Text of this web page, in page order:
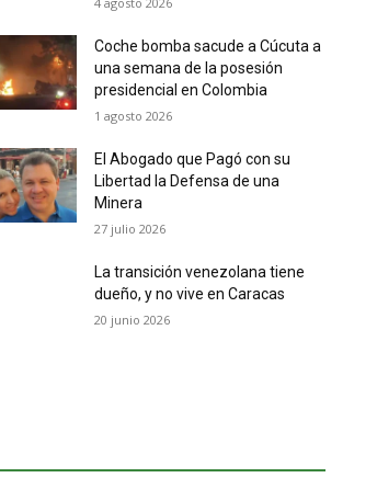
Coche bomba sacude a Cúcuta a
una semana de la posesión
presidencial en Colombia
1 agosto 2026
El Abogado que Pagó con su
Libertad la Defensa de una
Minera
27 julio 2026
La transición venezolana tiene
dueño, y no vive en Caracas
20 junio 2026